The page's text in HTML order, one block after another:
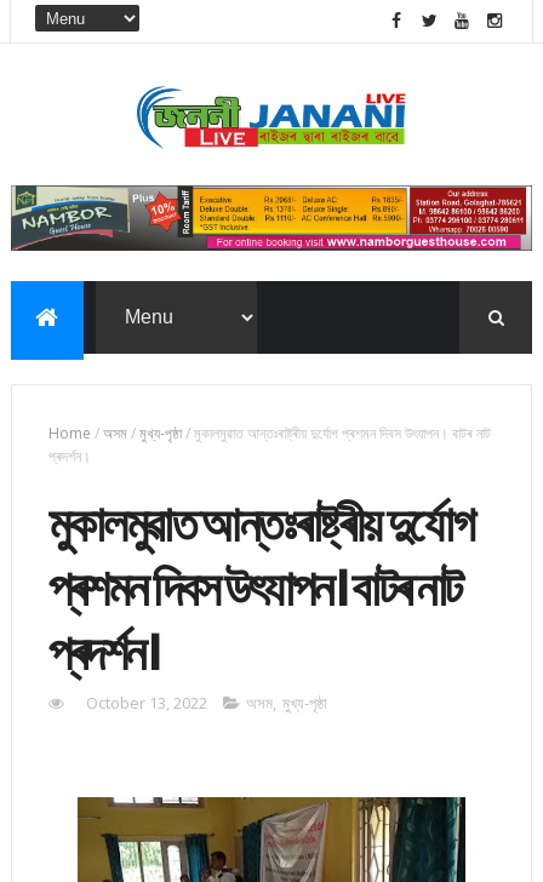
Home /অসম/মুখ্য-পৃষ্ঠা/মুকালমুৱাত আন্তঃৰাষ্ট্ৰীয় দুৰ্যোগ প্ৰশমন দিবস উৎযাপন। বাটৰ নাট
প্ৰদৰ্শন।
মুকালমুৱাত আন্তঃৰাষ্ট্ৰীয় দুৰ্যোগ
প্ৰশমন দিবস উৎযাপন। বাটৰ নাট
প্ৰদৰ্শন।
October 13, 2022 অসম, মুখ্য-পৃষ্ঠা